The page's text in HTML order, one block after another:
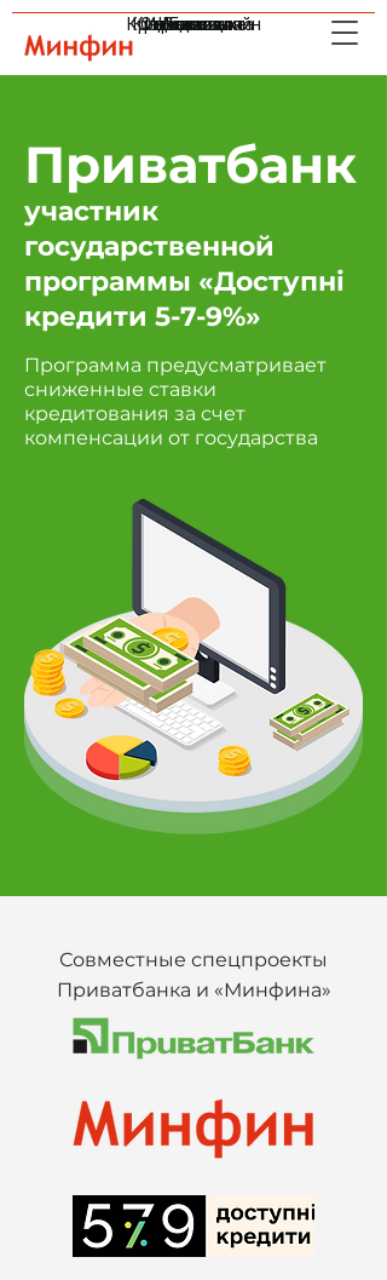
Валюта
Банки
Индексы
Криптовалюта
Кредиты онлайн
Страхование
Инвестиции
Приватбанк
участник
государственной
программы «Доступні
кредити 5-7-9%»
Программа предусматривает
сниженные ставки
кредитования за счет
компенсации от государства
Совместные спецпроекты
Приватбанка и «Минфина»